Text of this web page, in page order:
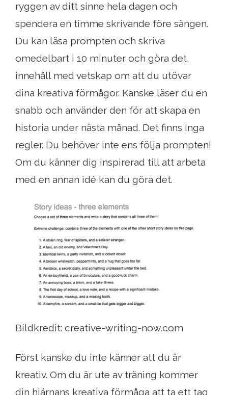
ryggen av ditt sinne hela dagen och
spendera en timme skrivande före sängen.
Du kan läsa prompten och skriva
omedelbart i 10 minuter och göra det,
innehåll med vetskap om att du utövar
dina kreativa förmågor. Kanske läser du en
snabb och använder den för att skapa en
historia under nästa månad. Det finns inga
regler. Du behöver inte ens följa prompten!
Om du känner dig inspirerad till att arbeta
med en annan idé kan du göra det.
Bildkredit: creative-writing-now.com
Först kanske du inte känner att du är
kreativ. Om du är ute av träning kommer
din hjärnans kreativa förmåga att ta ett tag